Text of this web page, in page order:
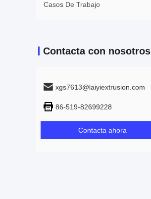
Casos De Trabajo
Contacta con nosotros
xgs7613@laiyiextrusion.com
86-519-82699228
Contacta ahora